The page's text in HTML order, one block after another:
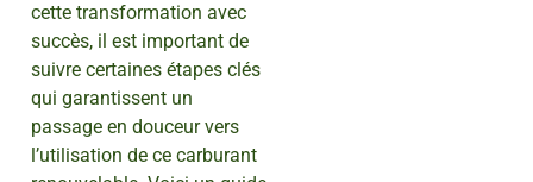
cette transformation avec
succès, il est important de
suivre certaines étapes clés
qui garantissent un
passage en douceur vers
l’utilisation de ce carburant